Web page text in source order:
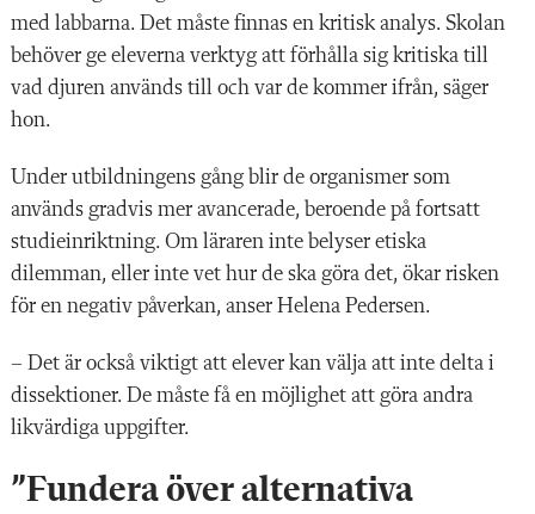
med labbarna. Det måste finnas en kritisk analys. Skolan
behöver ge eleverna verktyg att förhålla sig kritiska till
vad djuren används till och var de kommer ifrån, säger
hon.
Under utbildningens gång blir de organismer som
används gradvis mer avancerade, beroende på fortsatt
studieinriktning. Om läraren inte belyser etiska
dilemman, eller inte vet hur de ska göra det, ökar risken
för en negativ påverkan, anser Helena Pedersen.
– Det är också viktigt att elever kan välja att inte delta i
dissektioner. De måste få en möjlighet att göra andra
likvärdiga uppgifter.
”Fundera över alternativa